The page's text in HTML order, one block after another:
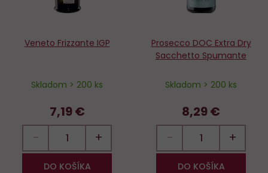
Veneto Frizzante IGP
Skladom > 200 ks
7,19 €
− +
DO KOŠÍKA
Prosecco DOC Extra Dry
Sacchetto Spumante
Skladom > 200 ks
8,29 €
− +
DO KOŠÍKA